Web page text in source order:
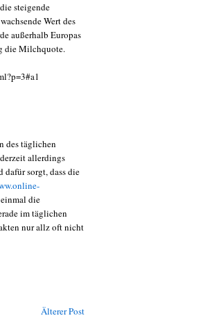
steigende
Wert des
außerhalb Europas
die Milchquote.
des täglichen
allerdings
dafür sorgt, dass die
die
im täglichen
nur allz oft nicht
Älterer Post